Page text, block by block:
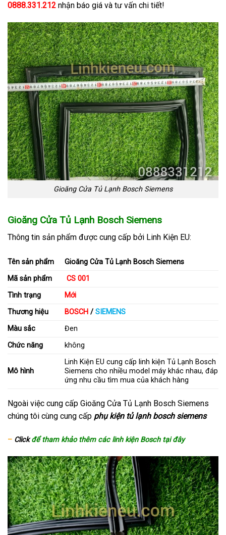
0888.331.212 nhận báo giá và tư vấn chi tiết!
Gioăng Cửa Tủ Lạnh Bosch Siemens
Gioăng Cửa Tủ Lạnh Bosch Siemens
Thông tin sản phẩm được cung cấp bởi Linh Kiện EU:
Tên sản phẩm
Gioăng Cửa Tủ Lạnh Bosch Siemens
Mã sản phẩm
CS 001
Tình trạng
Mới
Thương hiệu
BOSCH/ SIEMENS
Màu sắc
Đen
Chức năng
không
Mô hình
Linh Kiện EU cung cấp linh kiện Tủ Lạnh Bosch
Siemens cho nhiều model máy khác nhau, đáp
ứng nhu cầu tìm mua của khách hàng
Ngoài việc cung cấp Gioăng Cửa Tủ Lạnh Bosch Siemens
chúng tôi cùng cung cấp phụ kiện tủ lạnh bosch siemens
– Click để tham khảo thêm các linh kiện Bosch tại đây